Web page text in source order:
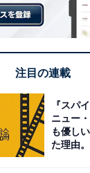
だったことがグリー
なり、1億総中
注目の連載
『スパ
ニュー
も優し
た理由